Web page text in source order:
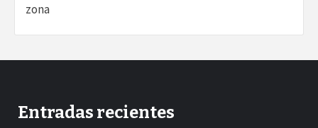
zona
Entradas recientes